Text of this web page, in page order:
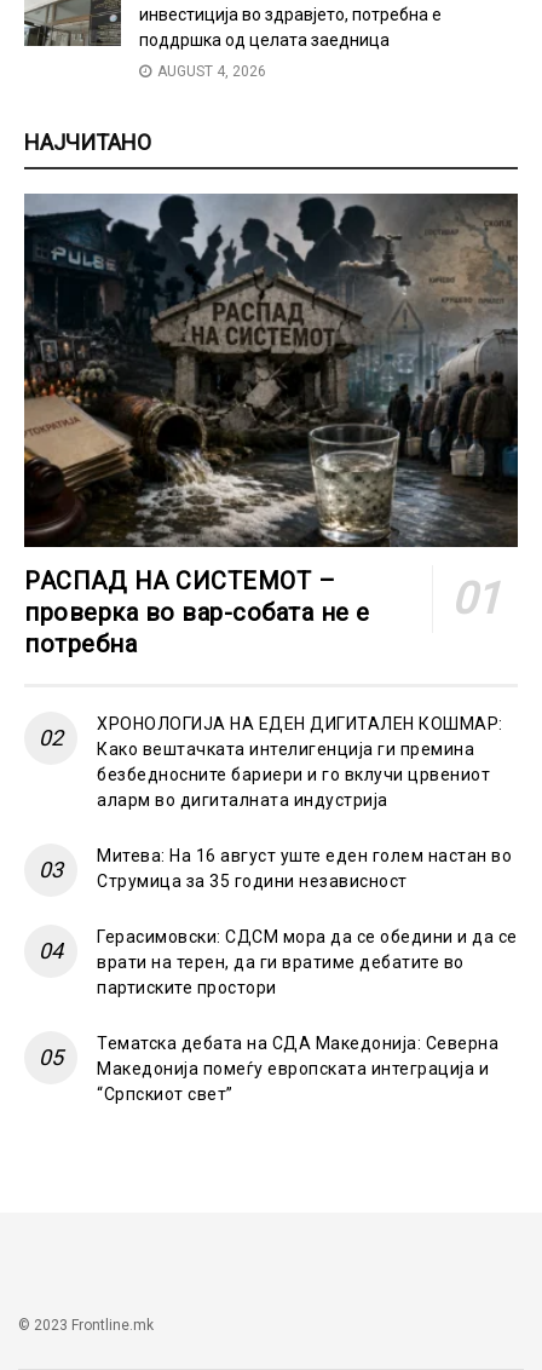
инвестиција во здравјето, потребна е
поддршка од целата заедница
AUGUST 4, 2026
НАЈЧИТАНО
РАСПАД НА СИСТЕМОТ –
проверка во вар-собата не е
потребна
ХРОНОЛОГИЈА НА ЕДЕН ДИГИТАЛЕН КОШМАР:
Како вештачката интелигенција ги премина
безбедносните бариери и го вклучи црвениот
аларм во дигиталната индустрија
Митева: На 16 август уште еден голем настан во
Струмица за 35 години независност
Герасимовски: СДСМ мора да се обедини и да се
врати на терен, да ги вратиме дебатите во
партиските простори
Тематска дебата на СДА Македонија: Северна
Македонија помеѓу европската интеграција и
“Српскиот свет”
© 2023 Frontline.mk